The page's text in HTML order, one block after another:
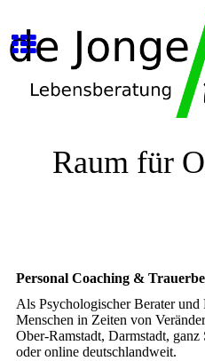
Raum für
Personal Coaching &
Als Psychologischer Berater und
Menschen in Zeiten von
Ober-Ramstadt, Darmstadt,
oder online deutschlandweit.